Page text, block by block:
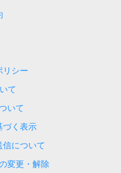
リシー
て
いて
づく表示
信について
変更・解除